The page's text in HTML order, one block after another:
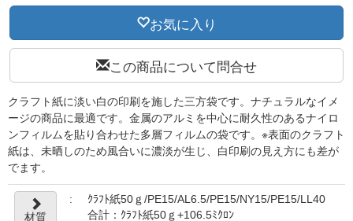
お気に入り
この商品について問合せ
クラフト紙に淡い白の印刷を施した三方袋です。ナチュラルなイメ
ージの商品に最適です。金属のアルミを中心に耐久性のあるナイロ
ンフィルムを貼り合わせた多層フィルムの袋です。※表面のクラフト
紙は、未晒しのため風合いに濃淡が生じ、白印刷の見え方にも差が
でます。
材質
:
ｸﾗﾌﾄ紙50ｇ/PE15/AL6.5/PE15/NY15/PE15/LL40
合計：ｸﾗﾌﾄ紙50ｇ+106.5ﾐｸﾛﾝ